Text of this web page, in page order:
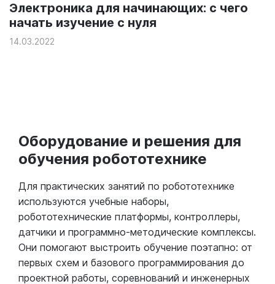
Электроника для начинающих: с чего
начать изучение с нуля
14.03.2022
Оборудование и решения для
обучения робототехнике
Для практических занятий по робототехнике
используются учебные наборы,
робототехнические платформы, контроллеры,
датчики и программно-методические комплексы.
Они помогают выстроить обучение поэтапно: от
первых схем и базового программирования до
проектной работы, соревнований и инженерных